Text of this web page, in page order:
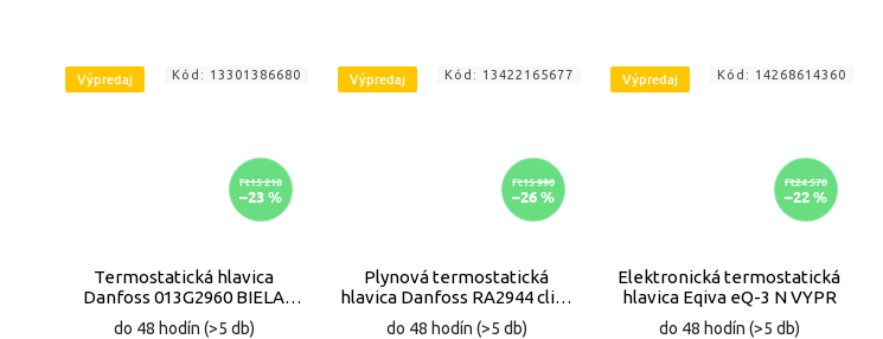
Výpredaj
Ft15 210
–23 %
Termostatická hlavica
Danfoss 013G2960 BIELA
VYPR
do 48 hodín (>5 db)
Kód: 13301386680 Výpredaj
Ft15 990
–26 %
Plynová termostatická
hlavica Danfoss RA2944 click
VYPR
do 48 hodín (>5 db)
Kód: 13422165677 Výpredaj
Ft24 570
–22 %
Elektronická termostatická
hlavica Eqiva eQ-3 N VYPR
do 48 hodín (>5 db)
Kód: 14268614360